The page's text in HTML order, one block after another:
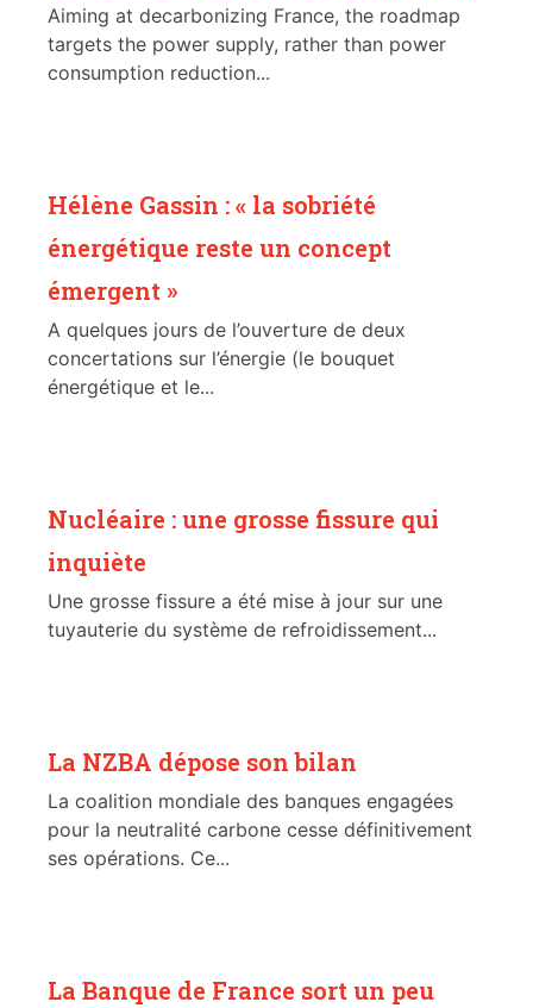
Aiming at decarbonizing France, the roadmap
targets the power supply, rather than power
consumption reduction...
Hélène Gassin : « la sobriété
énergétique reste un concept
émergent »
A quelques jours de l’ouverture de deux
concertations sur l’énergie (le bouquet
énergétique et le...
Nucléaire : une grosse fissure qui
inquiète
Une grosse fissure a été mise à jour sur une
tuyauterie du système de refroidissement...
La NZBA dépose son bilan
La coalition mondiale des banques engagées
pour la neutralité carbone cesse définitivement
ses opérations. Ce...
La Banque de France sort un peu